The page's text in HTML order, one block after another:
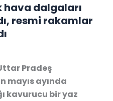
hava dalgaları
resmi rakamlar
Pradeş
mayıs ayında
kavurucu bir yaz